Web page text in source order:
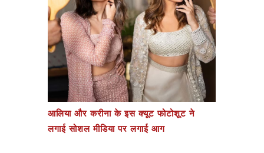
आलिया और करीना के इस क्यूट फोटोशूट ने
लगाई सोशल मीडिया पर लगाई आग